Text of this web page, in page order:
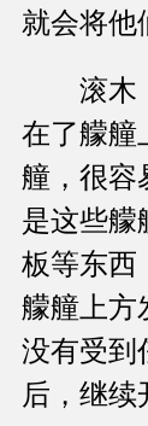
就会将他
滚木，
在了艨艟
艟，很容
是这些艨
板等东西
艨艟上方
没有受到
后，继续